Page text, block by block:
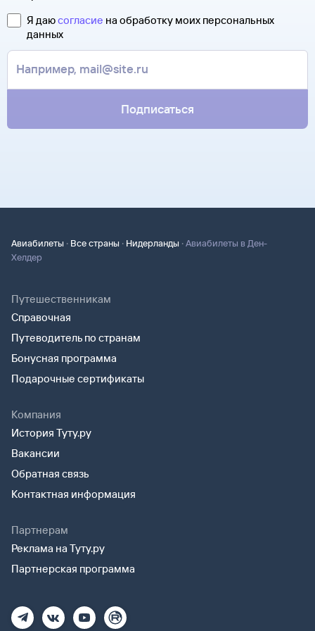
Она может пригодиться на паспортном контроле
за границей, хотя для посадки в самолет вам понадобится
только паспорт.
билет. Вы можете связаться с ним напрямую.
Я даюсогласие на обработку моих персональных
данных
Подписаться
Авиабилеты · Все страны · Нидерланды ·Авиабилеты в Ден-
Хелдер
Путешественникам
Справочная
Путеводитель по странам
Бонусная программа
Подарочные сертификаты
Компания
История Туту.ру
Вакансии
Обратная связь
Контактная информация
Партнерам
Реклама на Туту.ру
Партнерская программа